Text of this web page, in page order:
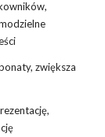
zwiększa